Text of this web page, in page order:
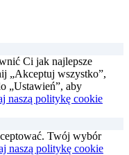
Ci jak najlepsze
„Akceptuj wszystko”,
„Ustawień”, aby
naszą politykę cookie
Twój wybór
naszą politykę cookie